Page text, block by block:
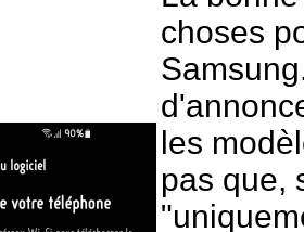
choses
les
pas que,